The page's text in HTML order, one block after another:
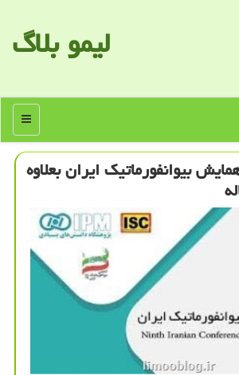
لیمو بلاگ
منو
بیوانفورماتیك ایران بعلاوه